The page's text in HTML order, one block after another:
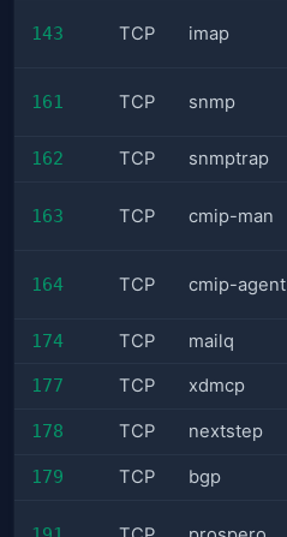
143 TCP imap
161 TCP snmp
162 TCP snmptrap
163 TCP cmip-man
164 TCP cmip-agent
174 TCP mailq
177 TCP xdmcp
178 TCP nextstep
179 TCP bgp